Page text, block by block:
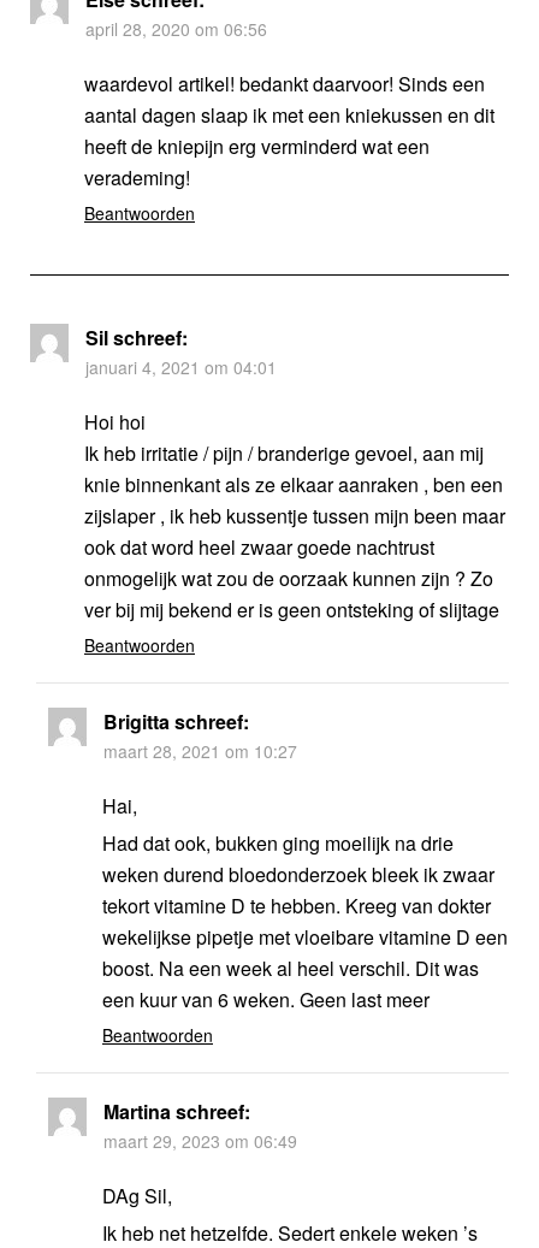
april 28, 2020 om 06:56
waardevol artikel! bedankt daarvoor! Sinds een
aantal dagen slaap ik met een kniekussen en dit
heeft de kniepijn erg verminderd wat een
verademing!
Beantwoorden
Silschreef:
januari 4, 2021 om 04:01
Hoi hoi
Ik heb irritatie / pijn / branderige gevoel, aan mij
knie binnenkant als ze elkaar aanraken , ben een
zijslaper , ik heb kussentje tussen mijn been maar
ook dat word heel zwaar goede nachtrust
onmogelijk wat zou de oorzaak kunnen zijn ? Zo
ver bij mij bekend er is geen ontsteking of slijtage
Beantwoorden
Brigittaschreef:
maart 28, 2021 om 10:27
Hai,
Had dat ook, bukken ging moeilijk na drie
weken durend bloedonderzoek bleek ik zwaar
tekort vitamine D te hebben. Kreeg van dokter
wekelijkse pipetje met vloeibare vitamine D een
boost. Na een week al heel verschil. Dit was
een kuur van 6 weken. Geen last meer
Beantwoorden
Martinaschreef:
maart 29, 2023 om 06:49
DAg Sil,
Ik heb net hetzelfde. Sedert enkele weken ’s